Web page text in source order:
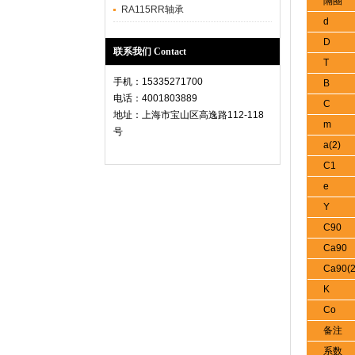
RA115RR轴承
联系我们 Contact
手机：15335271700
电话：4001803889
地址：上海市宝山区高逸路112-118
号
d
D
T
B
C
m
a(2)
C1
e
Y
C90
Ca90
K
Co
备注
系数